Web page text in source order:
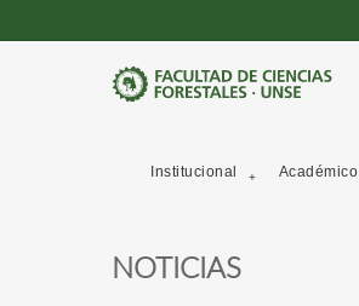
Institucional Académico
NOTICIAS